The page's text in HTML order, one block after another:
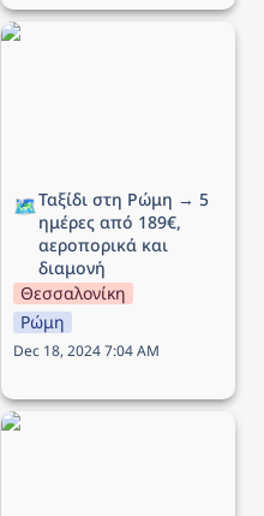
Ταξίδι στη Ρώμη → 5
🗺️Ταξίδι στη Ρώμη → 5
ημέρες από 189€,
αεροπορικά και
διαμονή
Θεσσαλονίκη
Ρώμη
Dec 18, 2024 7:04 AM
Ταξίδι στο Λονδίνο → 5